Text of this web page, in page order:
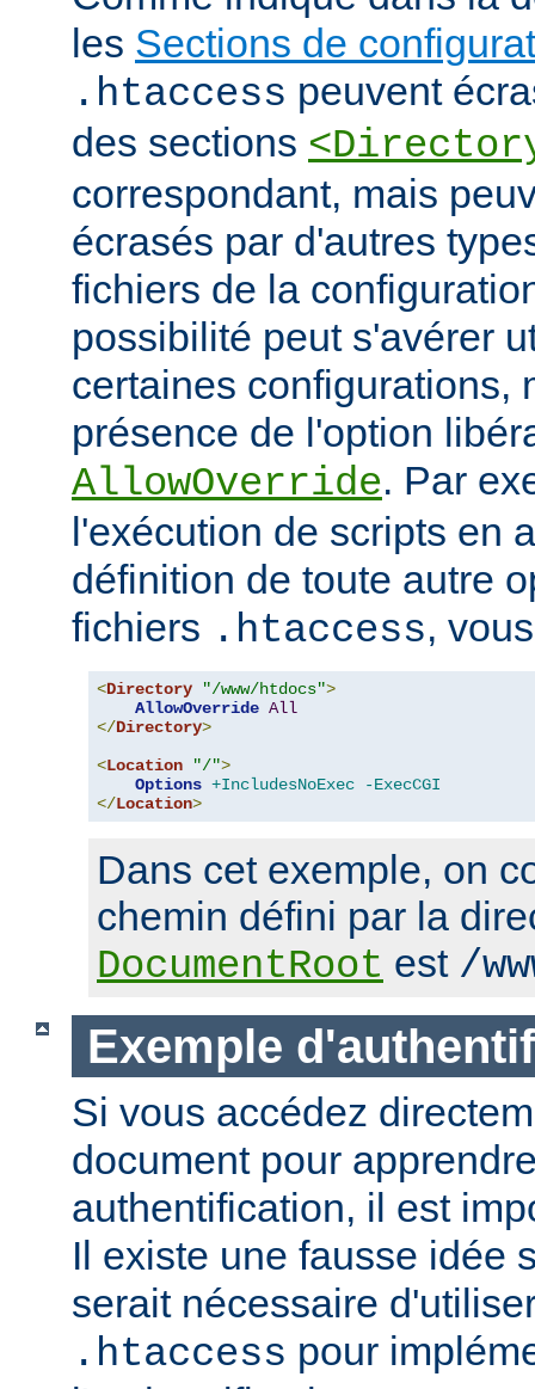
les Sections de
.htaccess peuvent
des sections
correspondant, mais
écrasés par d'autres
fichiers de la
possibilité peut s'avérer
certaines configurations,
présence de l'option
AllowOverride. Par
l'exécution de scripts en
définition de toute autre
fichiers .htaccess,
<Directory "/www/htdocs">
AllowOverride All
</Directory>
<Location "/">
Options +IncludesNoExec
-ExecCGI
</Location>
Dans cet exemple, on
chemin défini par la
DocumentRoot est /
Exemple
Si vous accédez
document pour
authentification, il est
Il existe une fausse idée
serait nécessaire
.htaccess pour